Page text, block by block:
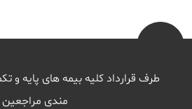
طرف قرارداد کلیه بیمه های پایه و
مندی مراجعین